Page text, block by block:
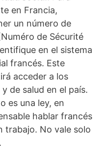
en Francia,
un número de
de Sécurité
en el sistema
francés. Este
acceder a los
de salud en el país.
es una ley, en
hablar francés
trabajo. No vale solo